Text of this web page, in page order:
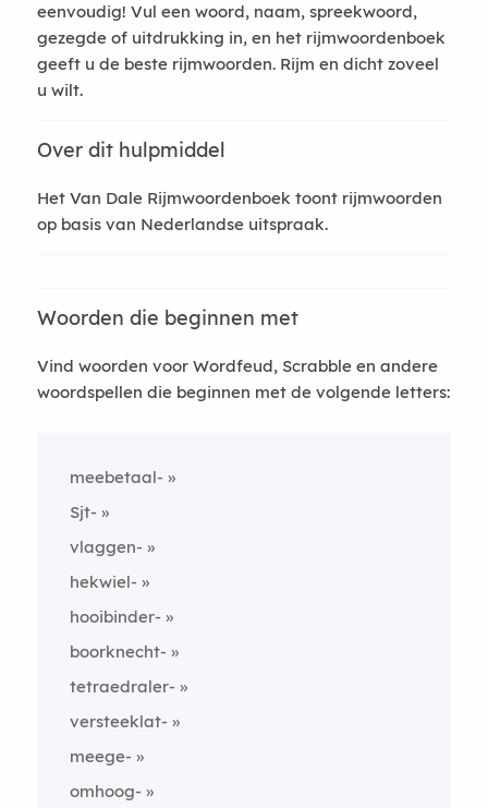
eenvoudig! Vul een woord, naam, spreekwoord,
gezegde of uitdrukking in, en het rijmwoordenboek
geeft u de beste rijmwoorden. Rijm en dicht zoveel
u wilt.
Over dit hulpmiddel
Het Van Dale Rijmwoordenboek toont rijmwoorden
op basis van Nederlandse uitspraak.
Woorden die beginnen met
Vind woorden voor Wordfeud, Scrabble en andere
woordspellen die beginnen met de volgende letters:
meebetaal-
Sjt-
vlaggen-
hekwiel-
hooibinder-
boorknecht-
tetraedraler-
versteeklat-
meege-
omhoog-